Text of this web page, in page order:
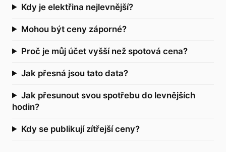
Kdy je elektřina nejlevnější?
Mohou být ceny záporné?
Proč je můj účet vyšší než spotová cena?
Jak přesná jsou tato data?
Jak přesunout svou spotřebu do levnějších
hodin?
Kdy se publikují zítřejší ceny?